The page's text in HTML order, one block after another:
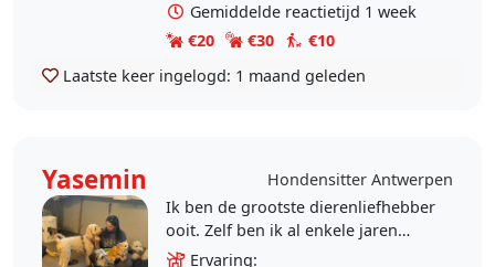
Gemiddelde reactietijd 1 week
€20
€30
€10
Laatste keer ingelogd: 1 maand geleden
Yasemin
Hondensitter Antwerpen
Ik ben de grootste dierenliefhebber
ooit. Zelf ben ik al enkele jaren
vrijwilligster bij de Hondenboot
Ervaring: